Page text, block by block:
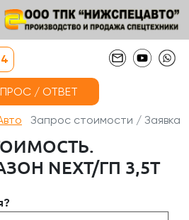
/ ОТВЕТ
Запрос стоимости / Заявка
NEXT/ГП 3,5Т